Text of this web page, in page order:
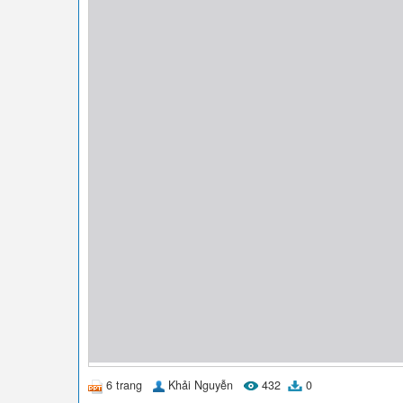
6 trang Khải Nguyễn 432 0